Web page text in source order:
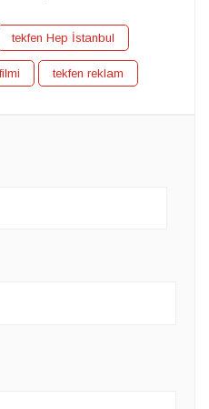
tekfen Hep İstanbul
tekfen reklam